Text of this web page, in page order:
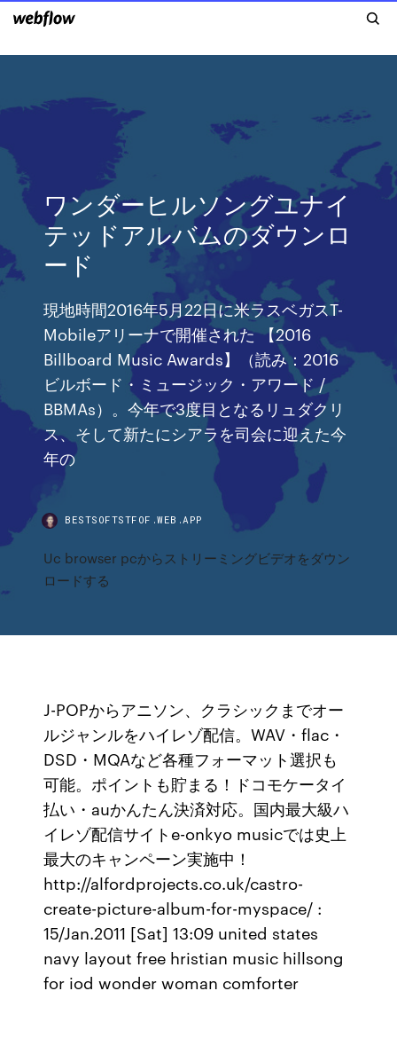
ワンダーヒルソングユナイ
テッドアルバムのダウンロ
ード
現地時間2016年5月22日に米ラスベガスT-
Mobileアリーナで開催された 【2016
Billboard Music Awards】（読み：2016
ビルボード・ミュージック・アワード /
BBMAs）。今年で3度目となるリュダクリ
ス、そして新たにシアラを司会に迎えた今
年の
BESTSOFTSTFOF.WEB.APP
Uc browser pcからストリーミングビデオをダウン
ロードする
J-POPからアニソン、クラシックまでオー
ルジャンルをハイレゾ配信。WAV・flac・
DSD・MQAなど各種フォーマット選択も
可能。ポイントも貯まる！ドコモケータイ
払い・auかんたん決済対応。国内最大級ハ
イレゾ配信サイトe-onkyo musicでは史上
最大のキャンペーン実施中！
http://alfordprojects.co.uk/castro-
create-picture-album-for-myspace/ :
15/Jan.2011 [Sat] 13:09 united states
navy layout free hristian music hillsong
for iod wonder woman comforter